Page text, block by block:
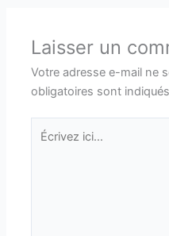
Laisser un
Votre adresse e-mail ne
obligatoires sont
Écrivez